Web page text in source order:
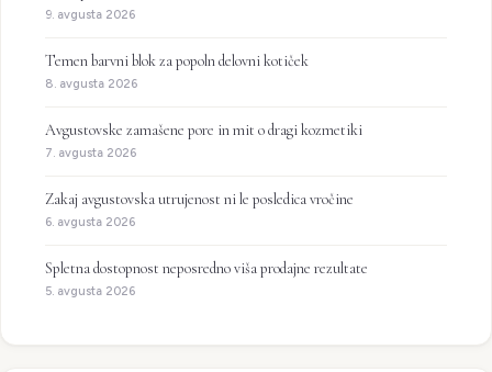
9. avgusta 2026
Temen barvni blok za popoln delovni kotiček
8. avgusta 2026
Avgustovske zamašene pore in mit o dragi kozmetiki
7. avgusta 2026
Zakaj avgustovska utrujenost ni le posledica vročine
6. avgusta 2026
Spletna dostopnost neposredno viša prodajne rezultate
5. avgusta 2026